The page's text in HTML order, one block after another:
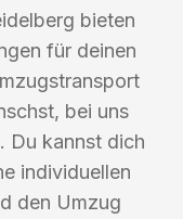
bieten
für deinen
bei uns
Du kannst dich
individuellen
den Umzug